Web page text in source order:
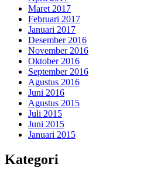
Maret 2017
Februari 2017
Januari 2017
Desember 2016
November 2016
Oktober 2016
September 2016
Agustus 2016
Juni 2016
Agustus 2015
Juli 2015
Juni 2015
Januari 2015
Kategori